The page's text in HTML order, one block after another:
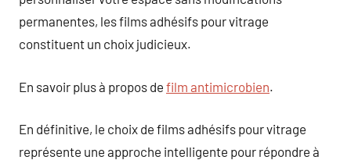
permanentes, les films adhésifs pour vitrage
constituent un choix judicieux.
En savoir plus à propos de film antimicrobien.
En définitive, le choix de films adhésifs pour vitrage
représente une approche intelligente pour répondre à